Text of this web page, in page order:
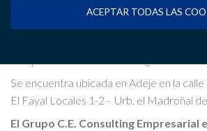
ACEPTAR TODAS LAS
C.E. Consulting Empresarial Tenerife-
compromiso y vocación de servicio
Se encuentra ubicada en Adeje en la calle
El Fayal Locales 1-2 - Urb. el Madroñal
El Grupo C.E. Consulting Empresarial